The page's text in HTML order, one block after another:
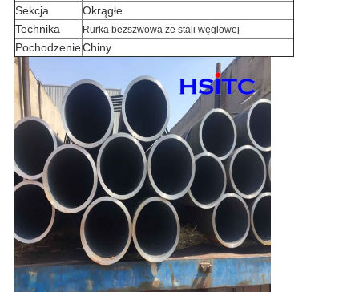
Sekcja
Okrągłe
Technika
Rurka bezszwowa ze stali węglowej
PochodzenieChiny